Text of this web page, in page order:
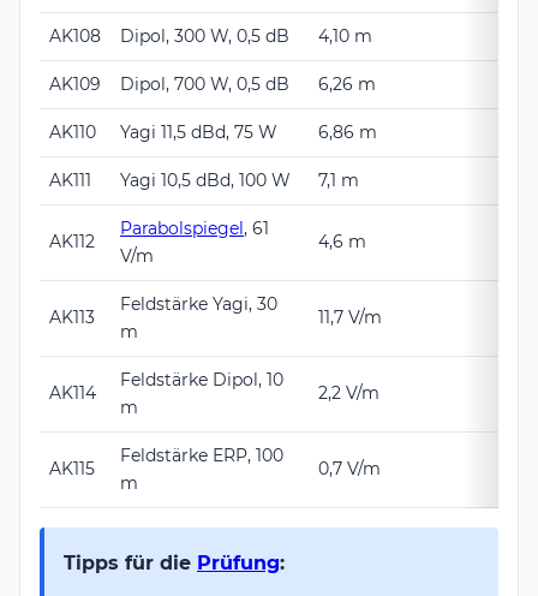
AK108 Dipol, 300 W, 0,5 dB 4,10 m
AK109 Dipol, 700 W, 0,5 dB 6,26 m
AK110 Yagi 11,5 dBd, 75 W 6,86 m
AK111 Yagi 10,5 dBd, 100 W 7,1 m
AK112
Parabolspiegel, 61
V/m
4,6 m
AK113
Feldstärke Yagi, 30
m
11,7 V/m
AK114
Feldstärke Dipol, 10
m
2,2 V/m
AK115
Feldstärke ERP, 100
m
0,7 V/m
Tipps für die Prüfung: